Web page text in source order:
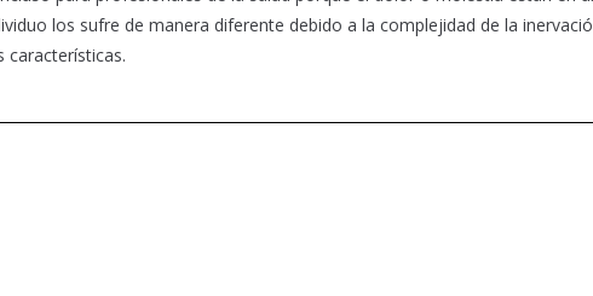
los sufre de manera diferente debido a la complejidad de la
características.